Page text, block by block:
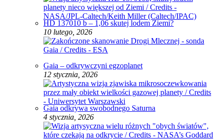
HD 137010 b – 1,06 skutej lodem Ziemi?
10 lutego, 2026
Gaia – odkrywczyni egzoplanet
12 stycznia, 2026
Gaia odkrywa swobodnego Saturna
4 stycznia, 2026